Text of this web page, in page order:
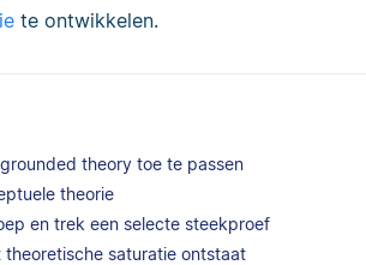
te ontwikkelen.
theory toe te passen
theorie
en trek een selecte steekproef
saturatie ontstaat